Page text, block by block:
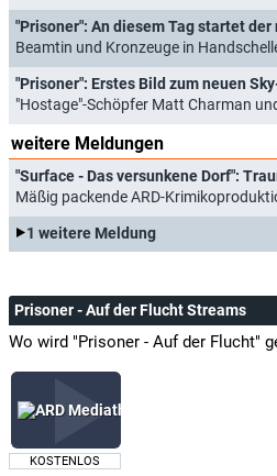
Beamtin und Kronzeuge in
"Hostage"-Schöpfer Matt Charman und "Peaky Blinders"-
weitere Meldungen
"Surface - Das versunkene Dorf":
Mäßig packende ARD-Krimikoproduktion konfrontiert Pariser Polizistin
1 weitere Meldung
Prisoner - Auf der Flucht Streams
Wo wird "Prisoner - Auf der Flucht"
KOSTENLOS